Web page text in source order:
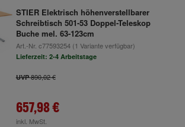
STIER Elektrisch höhenverstellbarer
Schreibtisch 501-53 Doppel-Teleskop
Buche mel. 63-123cm
Art.-Nr. c77593254(1 Variante verfügbar)
Lieferzeit: 2-4 Arbeitstage
UVP890,02 €
657,98 €
inkl. MwSt.